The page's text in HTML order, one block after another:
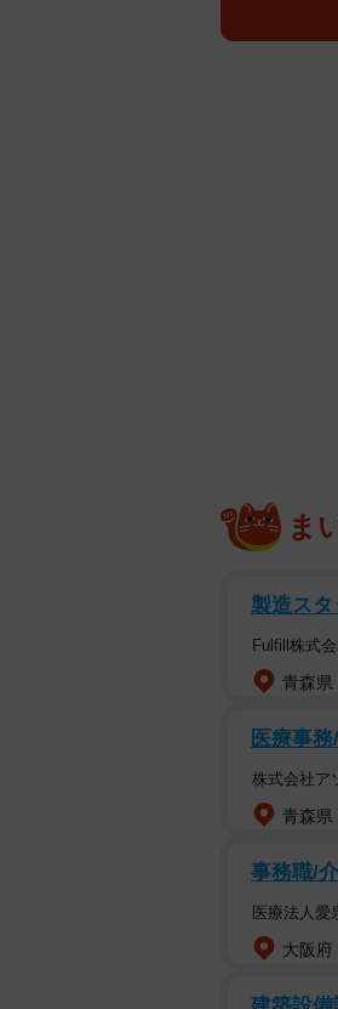
ま
製造ス
Fulfill株式
青森県
医療事
株式会社ア
青森県
事務職/
医療法人愛
大阪府